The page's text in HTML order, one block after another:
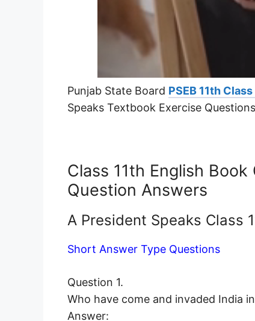
Punjab State Board PSEB 11th
Speaks Textbook Exercise
Class 11th English
Question Answers
A President Speaks Class
Short Answer Type Questions
Question 1.
Who have come and invaded India
Answer: